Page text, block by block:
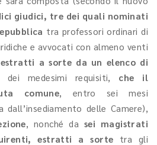
giudici, tre dei quali nominati
tra professori ordinari di
e avvocati con almeno venti
a sorte da un elenco di
dei medesimi requisiti, che il
comune, entro sei mesi
dall’insediamento delle Camere),
, nonché da sei magistrati
estratti a sorte tra gli